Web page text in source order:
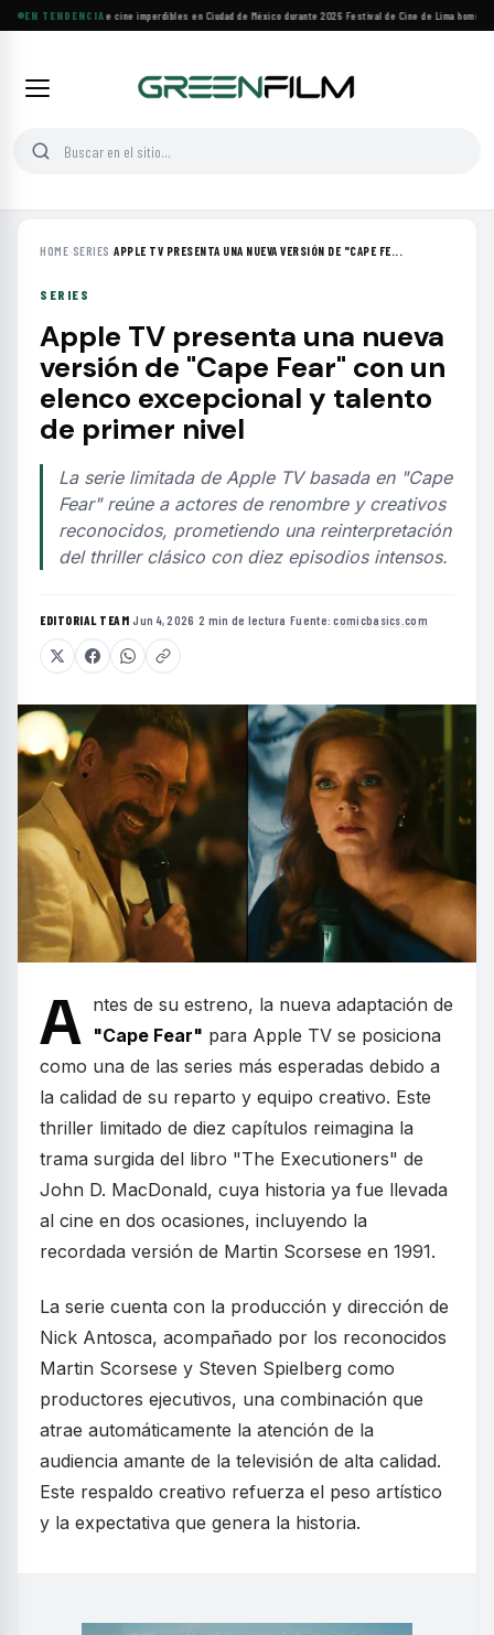
EN TENDENCIA
Cuatro festivales de cine imperdibles en Ciudad de México durante 2026·Festival de Cine de Lima
HOME› SERIES ›APPLE TV PRESENTA UNA NUEVA VERSIÓN DE "CAPE FE...
SERIES
Apple TV presenta una nueva
versión de "Cape Fear" con un
elenco excepcional y talento
de primer nivel
La serie limitada de Apple TV basada en "Cape
Fear" reúne a actores de renombre y creativos
reconocidos, prometiendo una reinterpretación
del thriller clásico con diez episodios intensos.
EDITORIAL TEAM·Jun 4, 2026 ·2 min de lectura ·Fuente:comicbasics.com
A ntes de su estreno, la nueva adaptación de
"Cape Fear" para Apple TV se posiciona
como una de las series más esperadas debido a
la calidad de su reparto y equipo creativo. Este
thriller limitado de diez capítulos reimagina la
trama surgida del libro "The Executioners" de
John D. MacDonald, cuya historia ya fue llevada
al cine en dos ocasiones, incluyendo la
recordada versión de Martin Scorsese en 1991.
La serie cuenta con la producción y dirección de
Nick Antosca, acompañado por los reconocidos
Martin Scorsese y Steven Spielberg como
productores ejecutivos, una combinación que
atrae automáticamente la atención de la
audiencia amante de la televisión de alta calidad.
Este respaldo creativo refuerza el peso artístico
y la expectativa que genera la historia.